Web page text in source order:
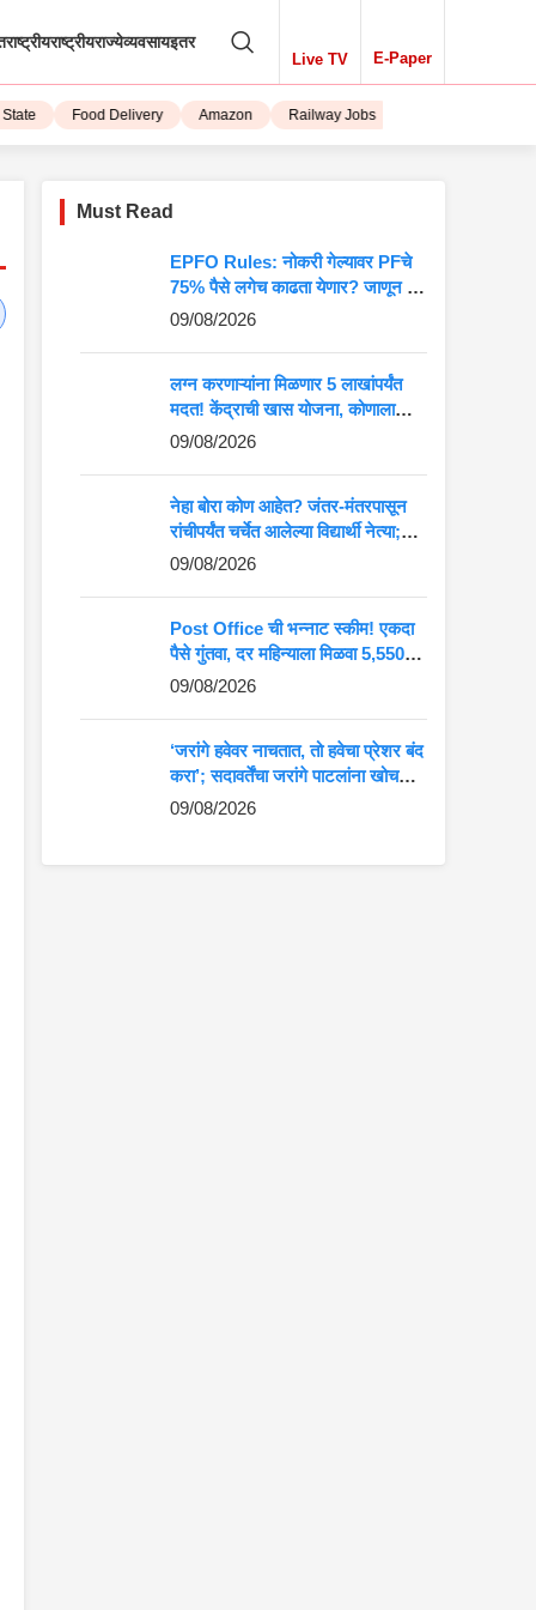
राष्ट्रीयराज्येव्यवसायइतर
Live TV E-Paper
Food Delivery Amazon Railway Jobs
Must Read
EPFO Rules: नोकरी गेल्यावर PFचे
75% पैसे लगेच काढता येणार? जाणून घ्या
संपूर्ण नियम
09/08/2026
लग्न करणाऱ्यांना मिळणार 5 लाखांपर्यंत
मदत! केंद्राची खास योजना, कोणाला
मिळणार लाभ?
09/08/2026
नेहा बोरा कोण आहेत? जंतर-मंतरपासून
रांचीपर्यंत चर्चेत आलेल्या विद्यार्थी नेत्या;
जाणून घ्या शिक्षण आणि राजकीय प्रवास
09/08/2026
Post Office ची भन्नाट स्कीम! एकदा
पैसे गुंतवा, दर महिन्याला मिळवा 5,550
रुपयांची कमाई
09/08/2026
‘जरांगे हवेवर नाचतात, तो हवेचा प्रेशर बंद
करा’; सदावर्तेंचा जरांगे पाटलांना खोचक
टोला
09/08/2026